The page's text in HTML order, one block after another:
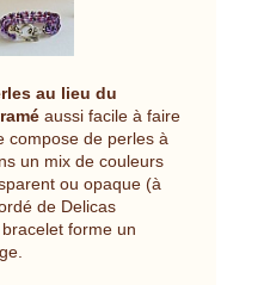
au lieu du
aussi facile à faire
compose de perles à
un mix de couleurs
ou opaque (à
de Delicas
forme un